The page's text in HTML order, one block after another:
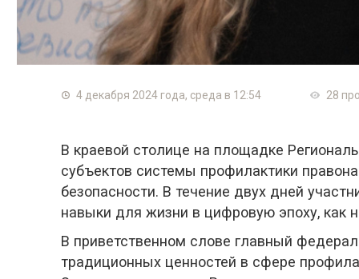
4 декабря 2024 года, среда в 12:54 28
В краевой столице на площадке
субъектов системы профилактики
безопасности. В течение двух дней
навыки для жизни в цифровую эпоху, как
В приветственном слове главный
традиционных ценностей в сфере